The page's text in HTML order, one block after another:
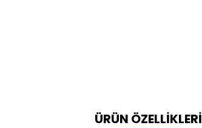
ÜRÜN ÖZELLİKLERİ